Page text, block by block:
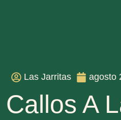
Las Jarritas agosto
Callos A